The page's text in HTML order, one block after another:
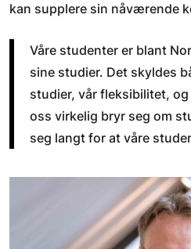
kan supplere sin nåværende
Våre studenter er blant
sine studier. Det skyldes
studier, vår fleksibilitet,
oss virkelig bryr seg om
seg langt for at våre